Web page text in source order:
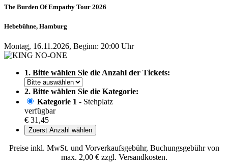
The Burden Of Empathy Tour 2026
Hebebühne, Hamburg
Montag, 16.11.2026, Beginn: 20:00 Uhr
1. Bitte wählen Sie die Anzahl der Tickets:
2. Bitte wählen Sie die Kategorie:
Kategorie 1 - Stehplatz
verfügbar
€ 31,45
Zuerst Anzahl wählen
Preise inkl. MwSt. und Vorverkaufsgebühr, Buchungsgebühr von
max. 2,00 € zzgl. Versandkosten.